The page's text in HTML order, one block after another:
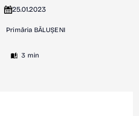
25.01.2023
Primăria BĂLUȘENI
3 min